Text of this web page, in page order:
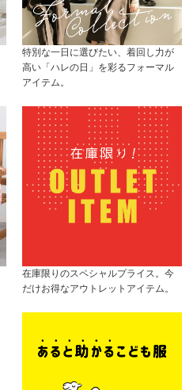
特別な一日に選びたい、着回し力が
高い「ハレの日」を彩るフォーマル
アイテム。
在庫限りのスペシャルプライス。今
だけお得なアウトレットアイテム。